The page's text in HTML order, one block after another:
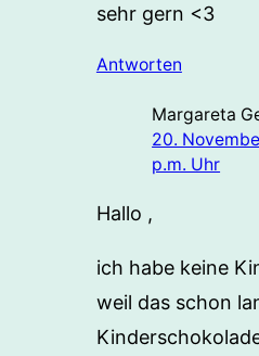
sehr gern <3
Antworten
Margareta
20.
p.m. Uhr
Hallo ,
ich habe keine
weil das schon